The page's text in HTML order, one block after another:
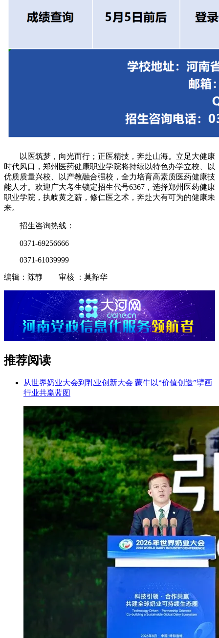
以医筑梦，向光而行；正医精技，奔赴山海。立足大健康
时代风口，郑州医药健康职业学院将持续以特色办学立校、以
优质质量兴校、以产教融合强校，全力培育高素质医药健康技
能人才。欢迎广大考生锁定招生代号6367，选择郑州医药健康
职业学院，执岐黄之薪，修仁医之术，奔赴大有可为的健康未
来。
招生咨询热线：
0371-69256666
0371-61039999
编辑：陈静 审核 ：莫韶华
推荐阅读
从世界奶业大会到乳业创新大会 蒙牛以“价值创造”擘画
行业共赢蓝图